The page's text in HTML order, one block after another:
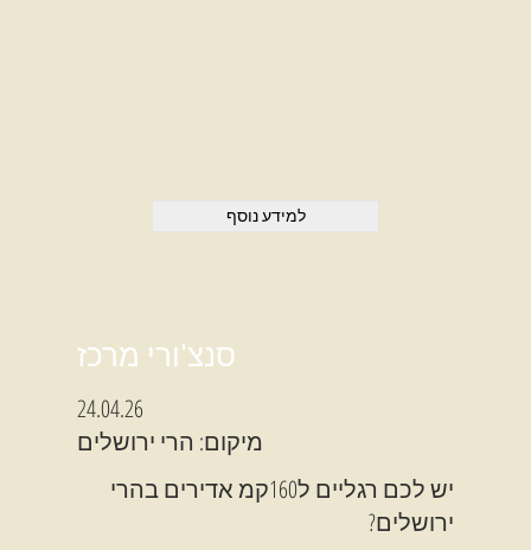
למידע נוסף
סנצ'ורי מרכז
24.04.26
מיקום: הרי ירושלים
יש לכם רגליים ל160קמ אדירים בהרי
ירושלים?